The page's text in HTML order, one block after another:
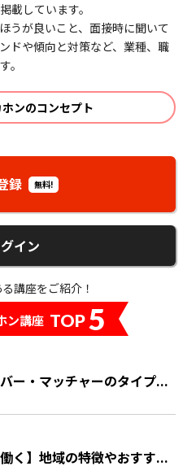
載しています。
うが良いこと、面接時に聞いて
ドや傾向と対策など、業種、職
。
ンのコンセプト
録 無料!
イン
講座をご紹介！
ン講座 TOP5
ー・マッチャーのタイプ...
く】地域の特徴やおすす...